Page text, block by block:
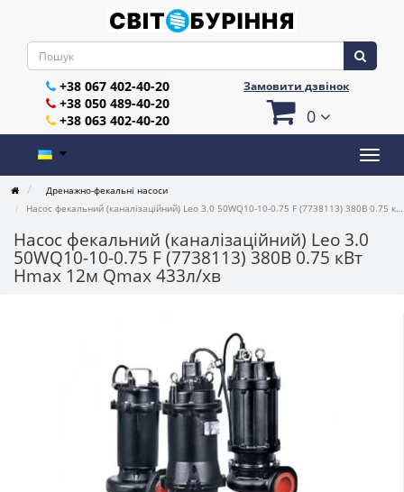
+38 067 402-40-20
+38 050 489-40-20
+38 063 402-40-20
Замовити дзвінок
0
Дренажно-фекальні насоси
Насос фекальний (каналізаційний) Leo 3.0 50WQ10-10-0.75 F (7738113) 380В 0.75 кВт Hmax 12м Qmax 433л/хв
Насос фекальний (каналізаційний) Leo 3.0
50WQ10-10-0.75 F (7738113) 380В 0.75 кВт
Hmax 12м Qmax 433л/хв